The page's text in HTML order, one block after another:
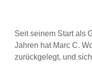
Seit seinem Start als
Jahren hat Marc C.
zurückgelegt, und